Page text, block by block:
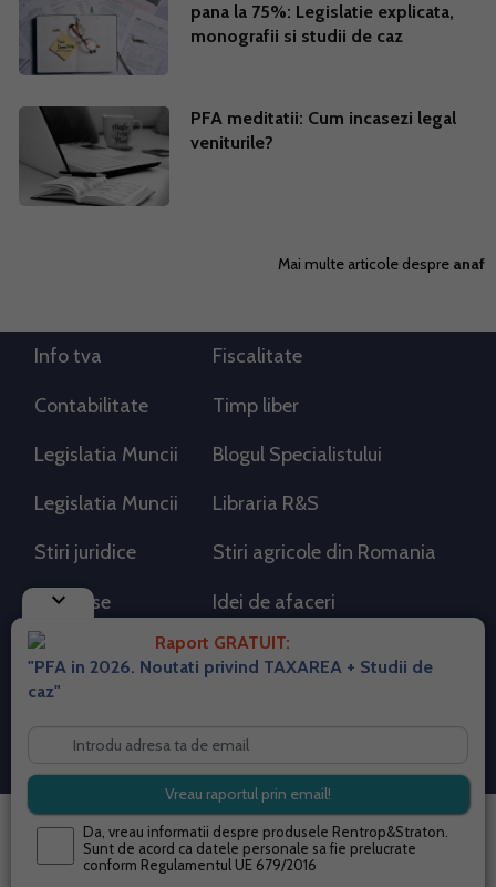
pana la 75%: Legislatie explicata,
monografii si studii de caz
PFA meditatii: Cum incasezi legal
veniturile?
Mai multe articole despre anaf
keyboard_arrow_down
Raport GRATUIT:
"PFA in 2026. Noutati privind TAXAREA + Studii de
caz"
Da, vreau informatii despre produsele Rentrop&Straton.
Sunt de acord ca datele personale sa fie prelucrate
conform Regulamentul UE 679/2016
Info tva Fiscalitate
Contabilitate Timp liber
Legislatia Muncii Blogul Specialistului
Legislatia Muncii Libraria R&S
Stiri juridice Stiri agricole din Romania
AdSense Idei de afaceri
RSS Flux RSS 2.0
Despre cookies
Termeni si conditii
Contact
© 2026 portalpfa.ro. Toate drepturile rezervate.